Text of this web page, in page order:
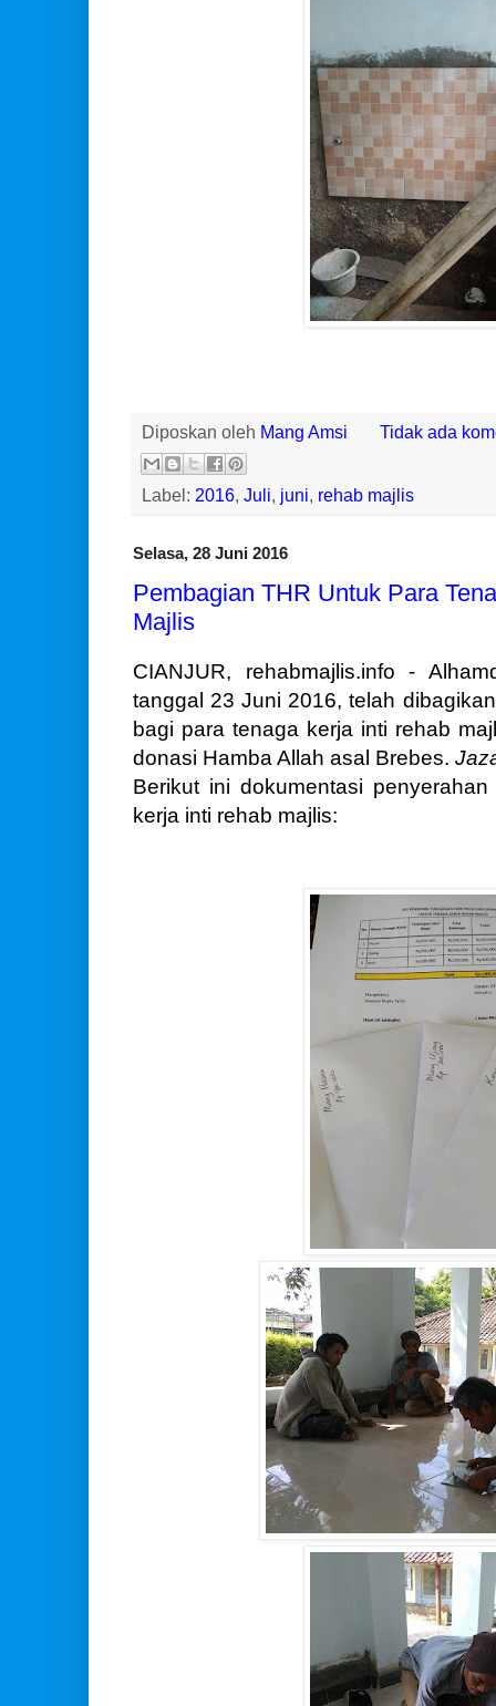
Diposkan oleh Mang Amsi Tidak ada
Label: 2016, Juli, juni, rehab majlis
Selasa, 28 Juni 2016
Pembagian THR Untuk Para
Majlis
CIANJUR, rehabmajlis.info -
tanggal 23 Juni 2016, telah
bagi para tenaga kerja inti rehab
donasi Hamba Allah asal Brebes.
Berikut ini dokumentasi
kerja inti rehab majlis: